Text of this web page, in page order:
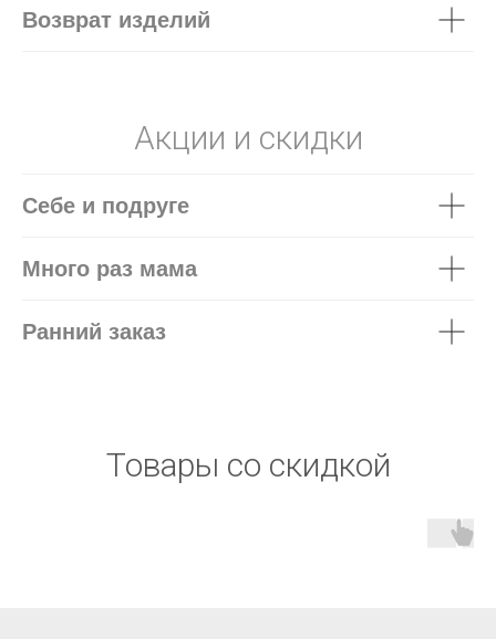
Возврат изделий
Акции и скидки
Себе и подруге
Много раз мама
Ранний заказ
Товары со скидкой